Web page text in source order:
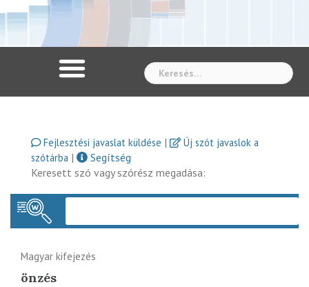
Fejlesztési javaslat küldése |
Új szót javaslok a
szótárba |
Segítség
Keresett szó vagy szórész megadása:
Magyar kifejezés
önzés